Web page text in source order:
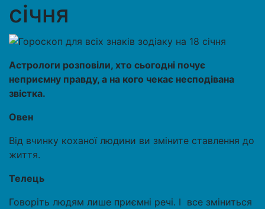
січня
Астрологи розповіли, хто сьогодні почує
неприємну правду, а на кого чекає несподівана
звістка.
Овен
Від вчинку коханої людини ви зміните ставлення до
життя.
Телець
Говоріть людям лише приємні речі. І все зміниться